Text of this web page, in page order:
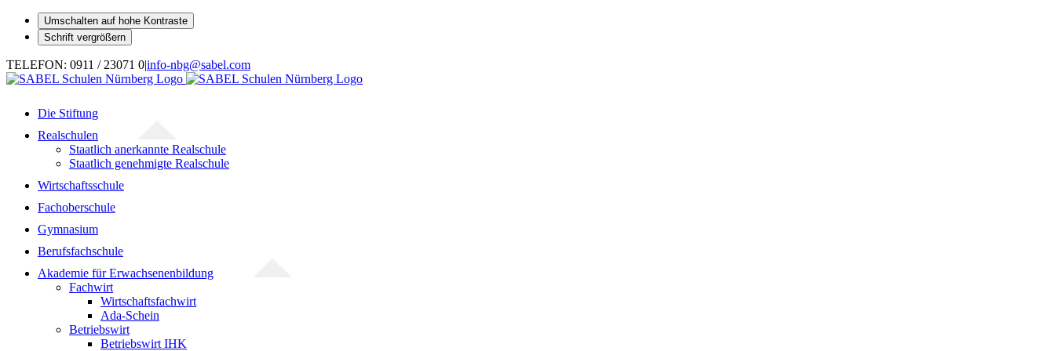
Umschalten auf hohe Kontraste
Schrift vergrößern
Zum
Inhalt
TELEFON: 0911 / 23071 0|info-nbg@sabel.com
Die Stiftung
Realschulen
Staatlich anerkannte Realschule
Staatlich genehmigte Realschule
Wirtschaftsschule
Fachoberschule
Gymnasium
Berufsfachschule
Akademie für Erwachsenenbildung
Fachwirt
Wirtschaftsfachwirt
Ada-Schein
Betriebswirt
Betriebswirt IHK